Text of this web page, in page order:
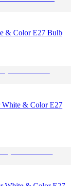
& Color E27 Bulb
White & Color E27